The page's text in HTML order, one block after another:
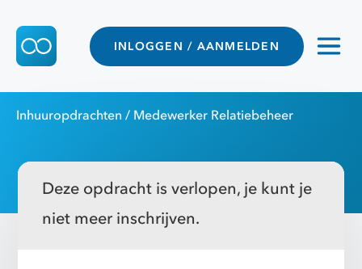
INLOGGEN / AANMELDEN
Inhuuropdrachten / Medewerker Relatiebeheer
Deze opdracht is verlopen, je kunt je
niet meer inschrijven.